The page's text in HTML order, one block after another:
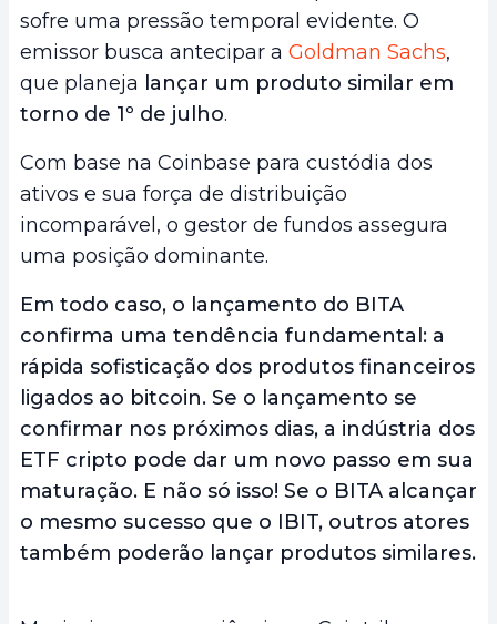
sofre uma pressão temporal evidente. O
emissor busca antecipar a Goldman Sachs,
que planeja lançar um produto similar em
torno de 1º de julho.
Com base na Coinbase para custódia dos
ativos e sua força de distribuição
incomparável, o gestor de fundos assegura
uma posição dominante.
Em todo caso, o lançamento do BITA
confirma uma tendência fundamental: a
rápida sofisticação dos produtos financeiros
ligados ao bitcoin. Se o lançamento se
confirmar nos próximos dias, a indústria dos
ETF cripto pode dar um novo passo em sua
maturação. E não só isso! Se o BITA alcançar
o mesmo sucesso que o IBIT, outros atores
também poderão lançar produtos similares.